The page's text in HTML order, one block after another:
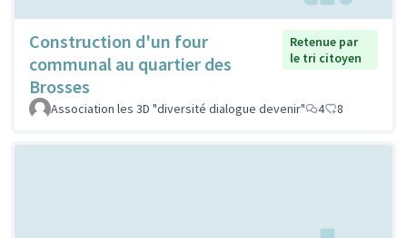
Construction d'un four
communal au quartier des
Brosses
Retenue par
le tri citoyen
Association les 3D "diversité dialogue devenir" 4 8